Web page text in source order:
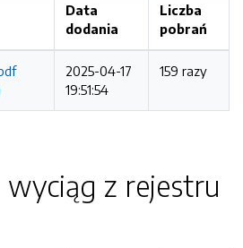
Data
dodania
Liczba
pobrań
2025-04-17
19:51:54
159 razy
z rejestru